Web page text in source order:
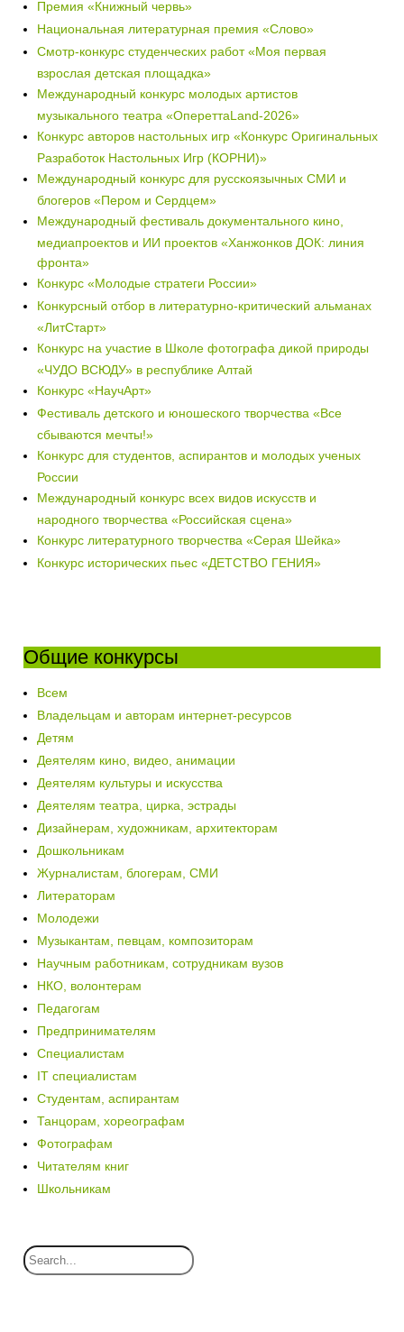
Премия «Книжный червь»
Национальная литературная премия «Слово»
Смотр-конкурс студенческих работ «Моя первая
взрослая детская площадка»
Международный конкурс молодых артистов
музыкального театра «ОпереттаLand-2026»
Конкурс авторов настольных игр «Конкурс Оригинальных
Разработок Настольных Игр (КОРНИ)»
Международный конкурс для русскоязычных СМИ и
блогеров «Пером и Сердцем»
Международный фестиваль документального кино,
медиапроектов и ИИ проектов «Ханжонков ДОК: линия
фронта»
Конкурс «Молодые стратеги России»
Конкурсный отбор в литературно-критический альманах
«ЛитСтарт»
Конкурс на участие в Школе фотографа дикой природы
«ЧУДО ВСЮДУ» в республике Алтай
Конкурс «НаучАрт»
Фестиваль детского и юношеского творчества «Все
сбываются мечты!»
Конкурс для студентов, аспирантов и молодых ученых
России
Международный конкурс всех видов искусств и
народного творчества «Российская сцена»
Конкурс литературного творчества «Серая Шейка»
Конкурс исторических пьес «ДЕТСТВО ГЕНИЯ»
Общие конкурсы
Всем
Владельцам и авторам интернет-ресурсов
Детям
Деятелям кино, видео, анимации
Деятелям культуры и искусства
Деятелям театра, цирка, эстрады
Дизайнерам, художникам, архитекторам
Дошкольникам
Журналистам, блогерам, СМИ
Литераторам
Молодежи
Музыкантам, певцам, композиторам
Научным работникам, сотрудникам вузов
НКО, волонтерам
Педагогам
Предпринимателям
Специалистам
IT специалистам
Студентам, аспирантам
Танцорам, хореографам
Фотографам
Читателям книг
Школьникам